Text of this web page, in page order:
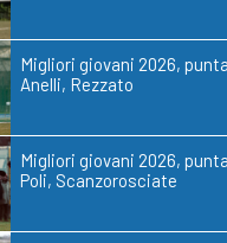
Migliori giovani 2026,
Anelli, Rezzato
Migliori giovani 2026,
Poli, Scanzorosciate